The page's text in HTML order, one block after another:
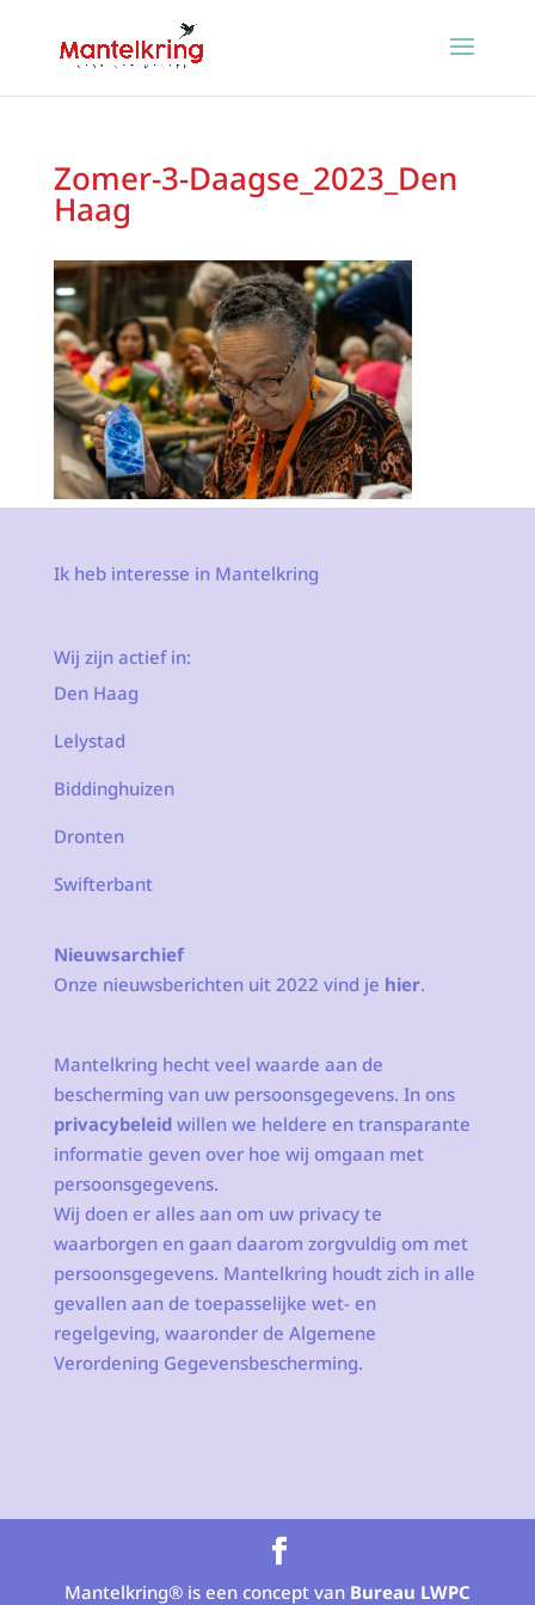
Zomer-3-Daagse_2023_Den
Haag
Ik heb interesse in Mantelkring
Wij zijn actief in:
Den Haag
Lelystad
Biddinghuizen
Dronten
Swifterbant
Nieuwsarchief
Onze nieuwsberichten uit 2022 vind je hier.
Mantelkring hecht veel waarde aan de
bescherming van uw persoonsgegevens. In ons
privacybeleidwillen we heldere en transparante
informatie geven over hoe wij omgaan met
persoonsgegevens.
Wij doen er alles aan om uw privacy te
waarborgen en gaan daarom zorgvuldig om met
persoonsgegevens. Mantelkring houdt zich in alle
gevallen aan de toepasselijke wet- en
regelgeving, waaronder de Algemene
Verordening Gegevensbescherming.
Mantelkring® is een concept van Bureau LWPC